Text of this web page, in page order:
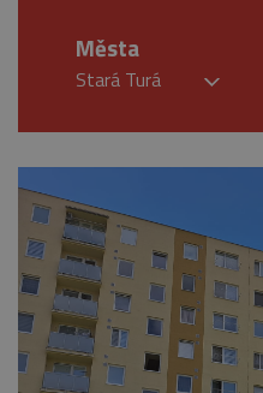
Města
Stará Turá